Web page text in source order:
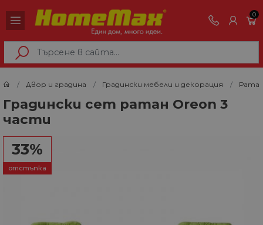
0
Двор и градина Градински мебели и декорация
Градински сет ратан Oreon 3
части
33%
отстъпка